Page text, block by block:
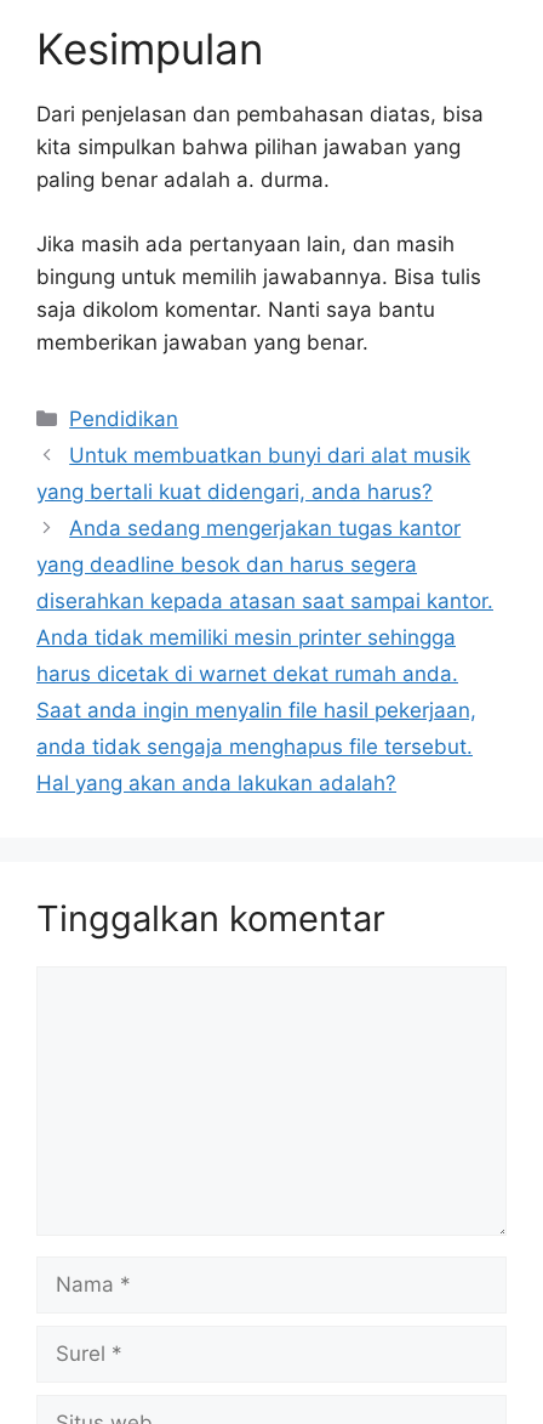
Kesimpulan
Dari penjelasan dan pembahasan diatas, bisa
kita simpulkan bahwa pilihan jawaban yang
paling benar adalah a. durma.
Jika masih ada pertanyaan lain, dan masih
bingung untuk memilih jawabannya. Bisa tulis
saja dikolom komentar. Nanti saya bantu
memberikan jawaban yang benar.
Kategori
Pendidikan
Untuk membuatkan bunyi dari alat musik
yang bertali kuat didengari, anda harus?
Anda sedang mengerjakan tugas kantor
yang deadline besok dan harus segera
diserahkan kepada atasan saat sampai kantor.
Anda tidak memiliki mesin printer sehingga
harus dicetak di warnet dekat rumah anda.
Saat anda ingin menyalin file hasil pekerjaan,
anda tidak sengaja menghapus file tersebut.
Hal yang akan anda lakukan adalah?
Tinggalkan komentar